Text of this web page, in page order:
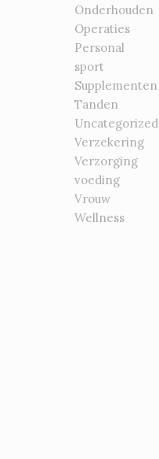
Onderhouden
Operaties
Personal
sport
Supplementen
Tanden
Uncategorized
Verzekering
Verzorging
voeding
Vrouw
Wellness